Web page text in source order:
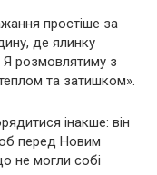
простіше за
де ялинку
Я розмовлятиму з
та затишком».
інакше: він
перед Новим
не могли собі